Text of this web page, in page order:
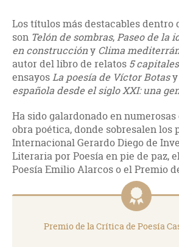
Los títulos más destacables dentro
son Telón de sombras,Paseo de la
en construccióny Clima
autor del libro de relatos 5 capitales
ensayosLa poesía de Víctor Botasy
española desde el siglo XXI: una
Ha sido galardonado en
obra poética, donde sobresalen los
Internacional Gerardo Diego de
Literaria por Poesía en pie de paz,
Poesía Emilio Alarcos o el Premio
Premio de la Crítica de Poesía